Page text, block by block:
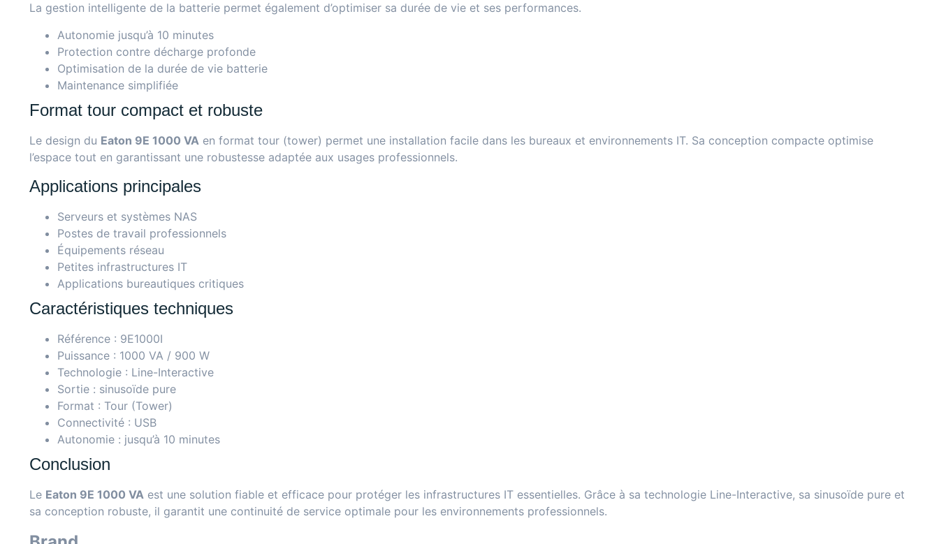
La gestion intelligente de la batterie permet également d’optimiser sa durée de vie et ses performances.
Autonomie jusqu’à 10 minutes
Protection contre décharge profonde
Optimisation de la durée de vie batterie
Maintenance simplifiée
Format tour compact et robuste
Le design du Eaton 9E 1000 VA en format tour (tower) permet une installation facile dans les bureaux et environnements IT. Sa conception compacte optimise
l’espace tout en garantissant une robustesse adaptée aux usages professionnels.
Applications principales
Serveurs et systèmes NAS
Postes de travail professionnels
Équipements réseau
Petites infrastructures IT
Applications bureautiques critiques
Caractéristiques techniques
Référence : 9E1000I
Puissance : 1000 VA / 900 W
Technologie : Line-Interactive
Sortie : sinusoïde pure
Format : Tour (Tower)
Connectivité : USB
Autonomie : jusqu’à 10 minutes
Conclusion
Le Eaton 9E 1000 VA est une solution fiable et efficace pour protéger les infrastructures IT essentielles. Grâce à sa technologie Line-Interactive, sa sinusoïde pure et
sa conception robuste, il garantit une continuité de service optimale pour les environnements professionnels.